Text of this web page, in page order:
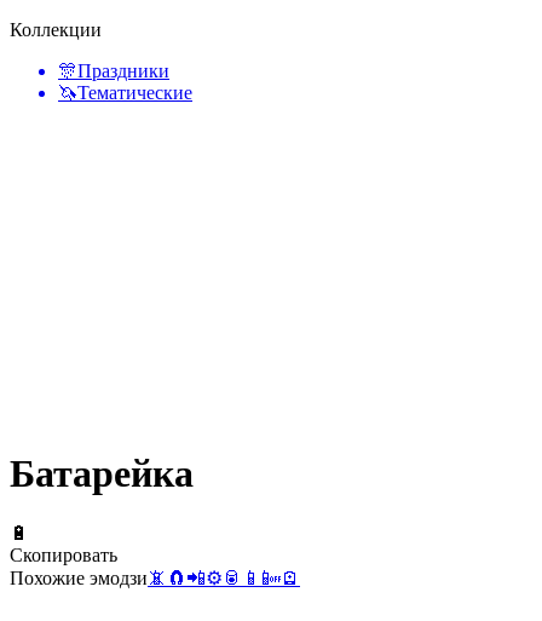
Коллекции
🎊Праздники
🦄Тематические
Батарейка
🔋
Скопировать
Похожие эмодзи📵 🧲 📲⚙️ 🥫 📱 📴🪫